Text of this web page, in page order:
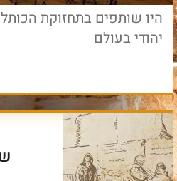
היו שותפים בתחזוקת
יהודי בעולם